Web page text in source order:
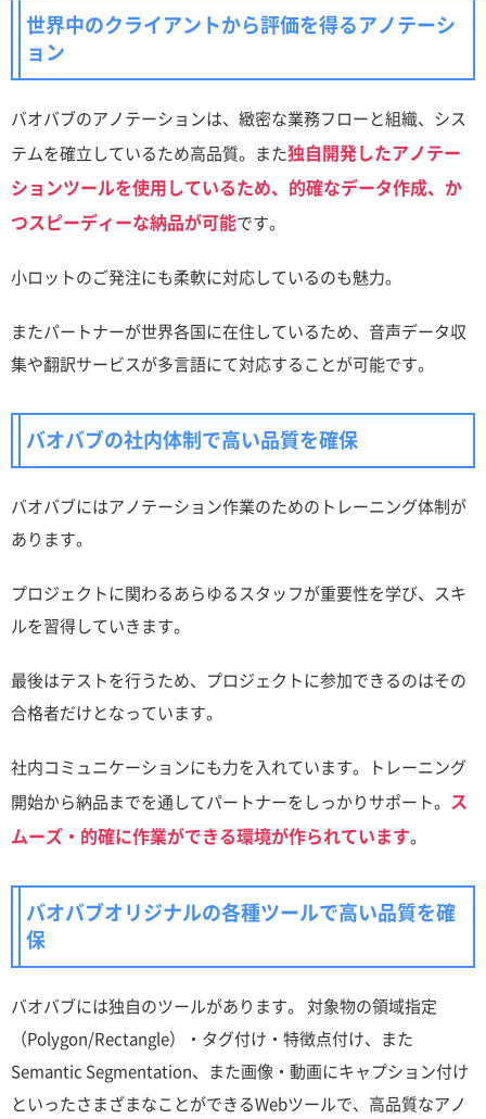
世界中のクライアントから評価を得るアノテーシ
ョン
バオバブのアノテーションは、緻密な業務フローと組織、シス
テムを確立しているため高品質。また独自開発したアノテー
ションツールを使用しているため、的確なデータ作成、か
つスピーディーな納品が可能です。
小ロットのご発注にも柔軟に対応しているのも魅力。
またパートナーが世界各国に在住しているため、音声データ収
集や翻訳サービスが多言語にて対応することが可能です。
バオバブの社内体制で高い品質を確保
バオバブにはアノテーション作業のためのトレーニング体制が
あります。
プロジェクトに関わるあらゆるスタッフが重要性を学び、スキ
ルを習得していきます。
最後はテストを行うため、プロジェクトに参加できるのはその
合格者だけとなっています。
社内コミュニケーションにも力を入れています。トレーニング
開始から納品までを通してパートナーをしっかりサポート。 ス
ムーズ・的確に作業ができる環境が作られています。
バオバブオリジナルの各種ツールで高い品質を確
保
バオバブには独自のツールがあります。 対象物の領域指定
（Polygon/Rectangle）・タグ付け・特徴点付け、また
Semantic Segmentation、また画像・動画にキャプション付け
といったさまざまなことができるWebツールで、高品質なアノ